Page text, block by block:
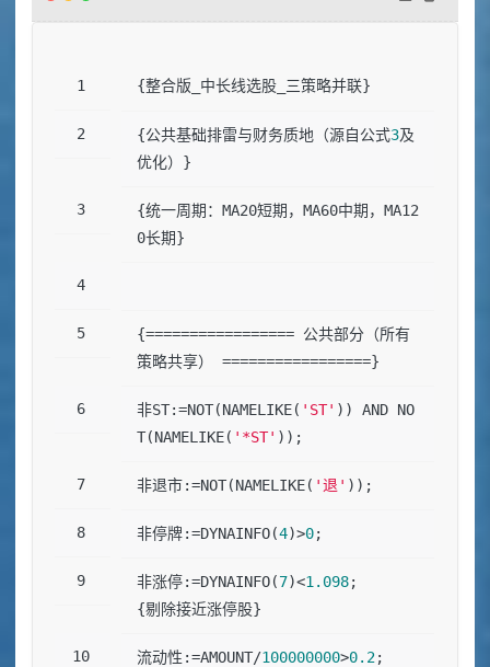
{整合版_中长线选股_三策略并联}
{公共基础排雷与财务质地（源自公式3及
优化）}
{统一周期：MA20短期，MA60中期，MA12
0长期}
{================= 公共部分（所有
策略共享） =================}
非ST:=NOT(NAMELIKE( 'ST' )) AND NO
T(NAMELIKE( '*ST' ));
非退市:=NOT(NAMELIKE( '退' ));
非停牌:=DYNAINFO(4)>0;
非涨停:=DYNAINFO(7)<1.098;
{剔除接近涨停股}
流动性:=AMOUNT/100000000>0.2;